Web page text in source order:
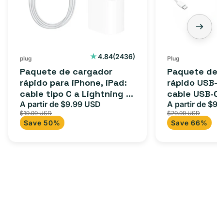
plug 4.84(2436)
2436
Paquete de cargador
rápido para iPhone, iPad:
cable tipo C a Lightning (1
m) + adaptador tipo C
Precio
de
oferta
A partir de $9.99 USD
$19.99 USD
Save 50%
Plug
Paquete
rápido
cable USB-
adaptador
para
iPad y más.
Precio
de
oferta
A partir de
$29.99 USD
Save 66%